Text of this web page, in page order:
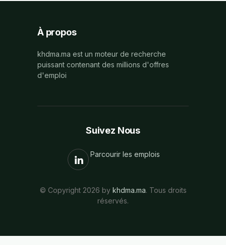
À propos
khdma.ma est un moteur de recherche
puissant contenant des millions d'offres
d'emploi
Suivez Nous
Parcourir les emplois
© Copyright 2026 by khdma.ma. Tous droits
réservés.